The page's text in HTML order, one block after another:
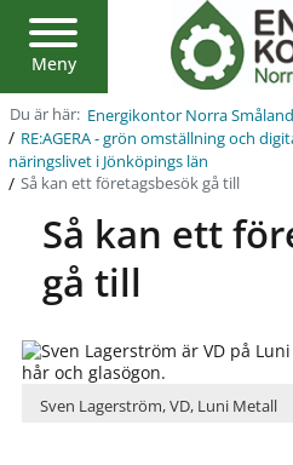
Meny
Region
Jönköpings
län
Du är här: Energikontor Norra Småland
/ RE:AGERA - grön omställning och
näringslivet i Jönköpings län
/ Så kan ett företagsbesök gå till
Så kan ett
gå till
Sven Lagerström, VD, Luni Metall